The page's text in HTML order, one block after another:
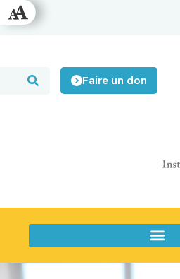
Faire un don